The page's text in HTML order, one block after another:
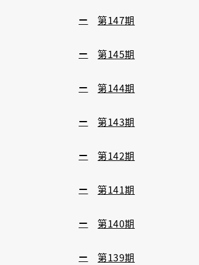
第147期
第145期
第144期
第143期
第142期
第141期
第140期
第139期